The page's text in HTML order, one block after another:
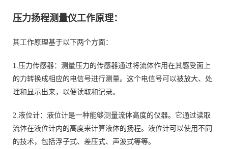
压力扬程测量仪工作原理：
其工作原理基于以下两个方面：
1.压力传感器：测量压力的传感器通过将流体作用在其感受面上
的力转换成相应的电信号进行测量。这个电信号可以被放大、处
理和显示出来，以便读取和记录。
2.液位计：液位计是一种能够测量流体高度的仪器。它通过读取
流体在液位计内的高度来计算液体的扬程。液位计可以使用不同
的技术，包括浮子式、差压式、声波式等等。